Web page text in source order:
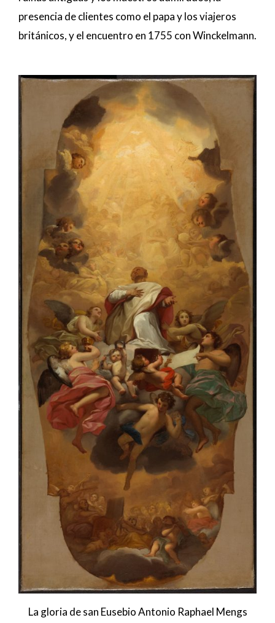
presencia de clientes como el papa y los viajeros
británicos, y el encuentro en 1755 con Winckelmann.
La gloria de san Eusebio Antonio Raphael Mengs